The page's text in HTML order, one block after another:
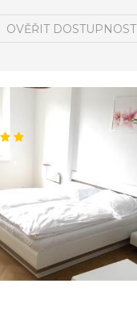
OVĚŘIT DOSTUPNOST